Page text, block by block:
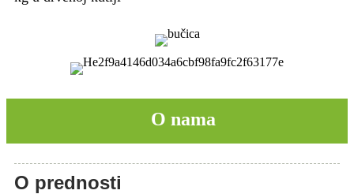
O nama
O prednosti